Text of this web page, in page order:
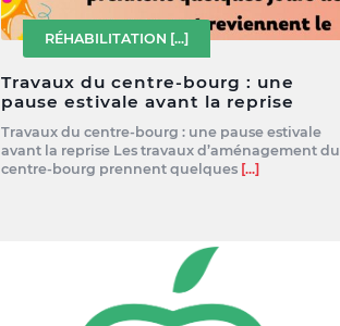
RÉHABILITATION [...]
Travaux du centre-bourg : une
pause estivale avant la reprise
Travaux du centre-bourg : une pause estivale
avant la reprise Les travaux d’aménagement du
centre-bourg prennent quelques [...]